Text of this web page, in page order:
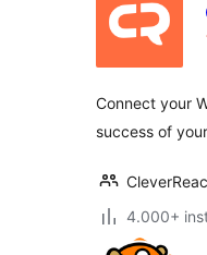
Connect your
success of
4.000+